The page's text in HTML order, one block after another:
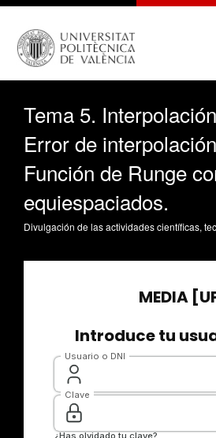
Tema 5.
Error de
Función de Runge
equiespaciados.